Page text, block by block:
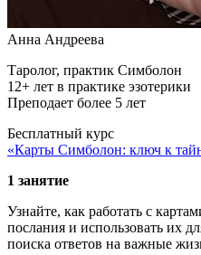
Анна Андреева
Таролог, практик Симболон
12+ лет в практике эзотерики
Преподает более 5 лет
Бесплатный курс
«Карты Симболон: ключ к
1 занятие
Узнайте, как работать с
послания и использовать их
поиска ответов на важные